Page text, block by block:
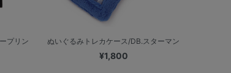
プリン
ぬいぐるみトレカケース/DB.スターマン
¥1,800